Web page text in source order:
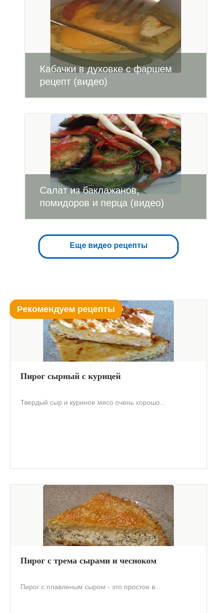
Кабачки в духовке с фаршем
рецепт (видео)
Салат из баклажанов,
помидоров и перца (видео)
Еще видео рецепты
Рекомендуем рецепты
Пирог сырный с курицей
Твердый сыр и куриное мясо очень хорошо...
Пирог с трема сырами и чесноком
Пирог с плавленым сыром - это простое в...